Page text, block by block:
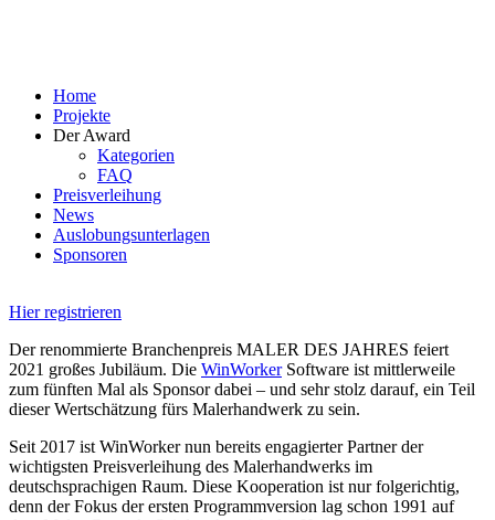
Home
Projekte
Der Award
Kategorien
FAQ
Preisverleihung
News
Auslobungsunterlagen
Sponsoren
Hier registrieren
Der renommierte Branchenpreis MALER DES JAHRES feiert
2021 großes Jubiläum. Die WinWorkerSoftware ist mittlerweile
zum fünften Mal als Sponsor dabei – und sehr stolz darauf, ein Teil
dieser Wertschätzung fürs Malerhandwerk zu sein.
Seit 2017 ist WinWorker nun bereits engagierter Partner der
wichtigsten Preisverleihung des Malerhandwerks im
deutschsprachigen Raum. Diese Kooperation ist nur folgerichtig,
denn der Fokus der ersten Programmversion lag schon 1991 auf